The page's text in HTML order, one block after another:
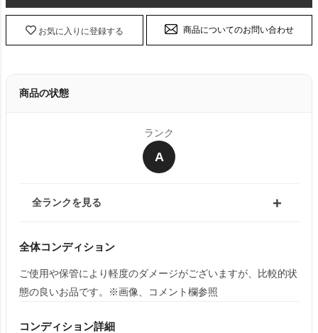
お気に入りに登録する 商品についてのお問い合わせ
商品の状態
ランク
A
全ランクを見る
全体コンディション
ご使用や保管により軽度のダメージがございますが、比較的状
態の良いお品です。※画像、コメント欄参照
コンディション詳細